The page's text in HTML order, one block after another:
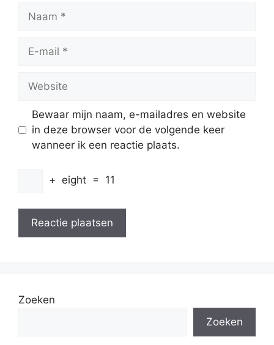
Naam
Website
Bewaar mijn naam, e-mailadres en website
in deze browser voor de volgende keer
wanneer ik een reactie plaats.
+ eight = 11
Zoeken
Zoeken